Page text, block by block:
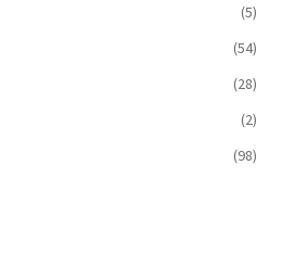
(5)
(54)
(28)
(2)
(98)